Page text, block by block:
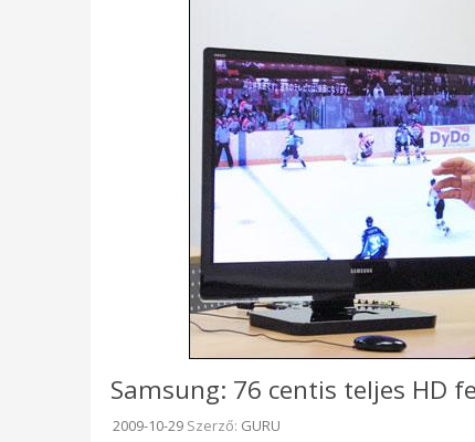
Samsung: 76 centis teljes HD
Beküldve:
2009-10-29 Szerző: GURU